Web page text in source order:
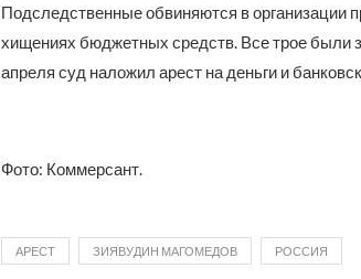
Подследственные обвиняются в организации
хищениях бюджетных средств. Все трое были
апреля суд наложил арест на деньги и
Фото: Коммерсант.
АРЕСТ ЗИЯВУДИН МАГОМЕДОВ РОССИЯ